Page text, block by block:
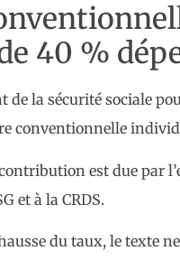
40 %
de la sécurité sociale
conventionnelle
est due par
et à la CRDS.
du taux, le texte